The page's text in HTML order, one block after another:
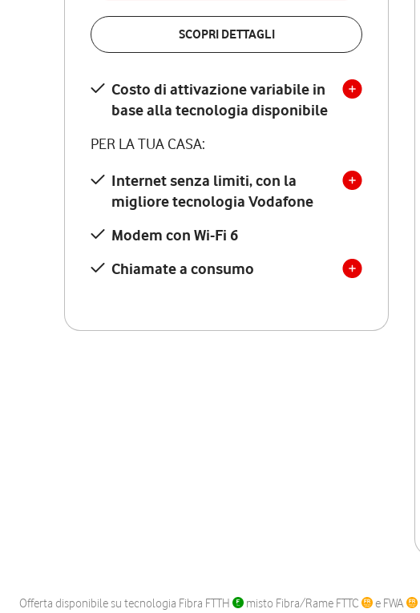
SCOPRI DETTAGLI
Costo di attivazione variabile in
base alla tecnologia disponibile
PER LA TUA CASA:
Internet senza limiti, con la
migliore tecnologia Vodafone
Modem con Wi-Fi 6
Chiamate a consumo
Offerta disponibile su tecnologia Fibra FTTH misto Fibra/Rame FTTC e FWA